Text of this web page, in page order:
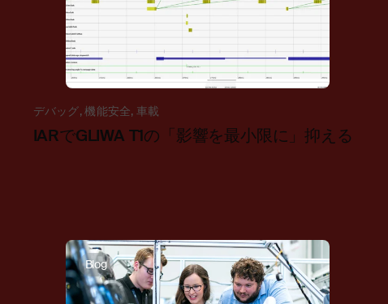
デバッグ,機能安全,車載
IARでGLIWA T1の「影響を最小限に」抑える
Blog